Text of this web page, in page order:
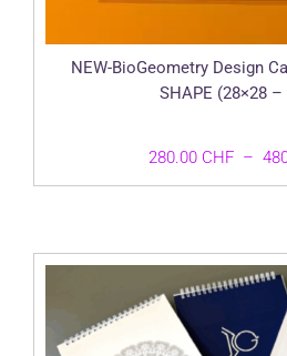
NEW-BioGeometry Design
SHAPE (28×28 –
280.00 CHF –